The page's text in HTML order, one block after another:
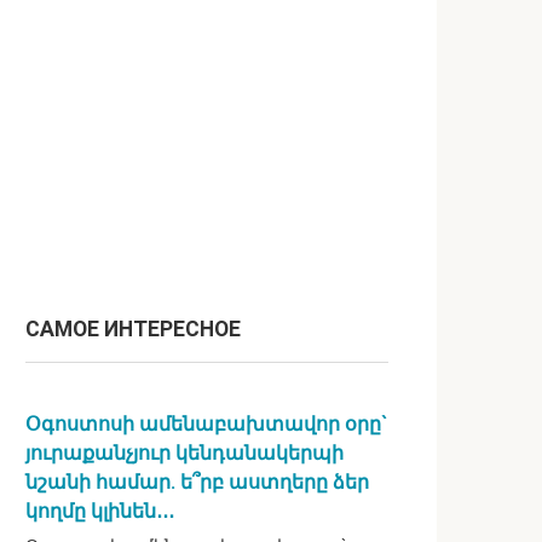
САМОЕ ИНТЕРЕСНОЕ
Օգոստոսի ամենաբախտավոր օրը`
յուրաքանչյուր կենդանակերպի
նշանի համար. ե՞րբ աստղերը ձեր
կողմը կլինեն․․․